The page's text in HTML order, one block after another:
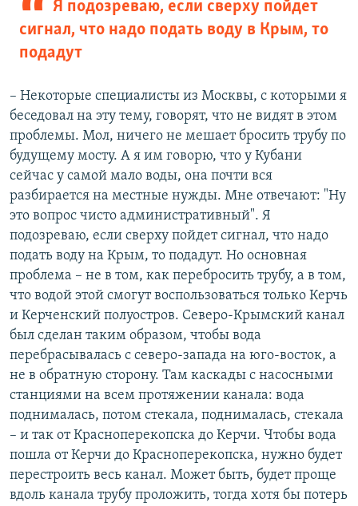
Я подозреваю, если сверху пойдет
сигнал, что надо подать воду в Крым, то
подадут
– Некоторые специалисты из Москвы, с которыми я
беседовал на эту тему, говорят, что не видят в этом
проблемы. Мол, ничего не мешает бросить трубу по
будущему мосту. А я им говорю, что у Кубани
сейчас у самой мало воды, она почти вся
разбирается на местные нужды. Мне отвечают: "Ну
это вопрос чисто административный". Я
подозреваю, если сверху пойдет сигнал, что надо
подать воду на Крым, то подадут. Но основная
проблема – не в том, как перебросить трубу, а в том,
что водой этой смогут воспользоваться только Керчь
и Керченский полуостров. Северо-Крымский канал
был сделан таким образом, чтобы вода
перебрасывалась с северо-запада на юго-восток, а
не в обратную сторону. Там каскады с насосными
станциями на всем протяжении канала: вода
поднималась, потом стекала, поднималась, стекала
– и так от Красноперекопска до Керчи. Чтобы вода
пошла от Керчи до Красноперекопска, нужно будет
перестроить весь канал. Может быть, будет проще
вдоль канала трубу проложить, тогда хотя бы потерь